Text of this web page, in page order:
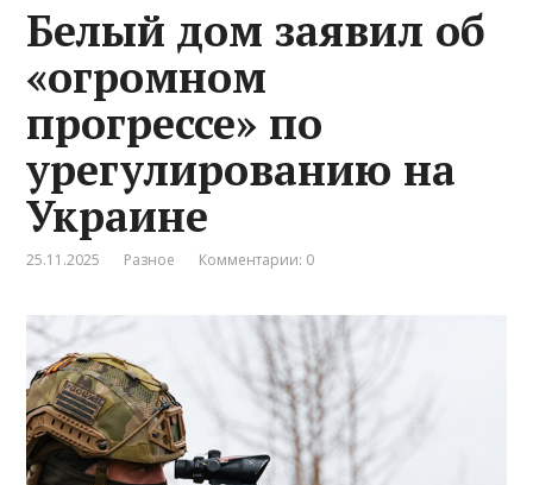
Белый дом заявил об
«огромном
прогрессе» по
урегулированию на
Украине
25.11.2025 Разное Комментарии: 0